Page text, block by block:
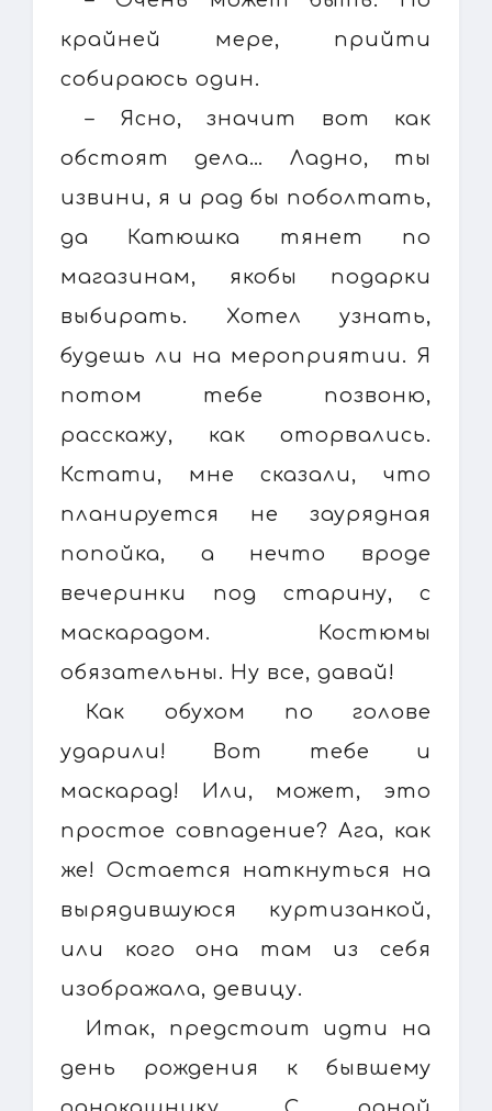
крайней мере, прийти
собираюсь один.
– Ясно, значит вот как
обстоят дела… Ладно, ты
извини, я и рад бы поболтать,
да Катюшка тянет по
магазинам, якобы подарки
выбирать. Хотел узнать,
будешь ли на мероприятии. Я
потом тебе позвоню,
расскажу, как оторвались.
Кстати, мне сказали, что
планируется не заурядная
попойка, а нечто вроде
вечеринки под старину, с
маскарадом. Костюмы
обязательны. Ну все, давай!
Как обухом по голове
ударили! Вот тебе и
маскарад! Или, может, это
простое совпадение? Ага, как
же! Остается наткнуться на
вырядившуюся куртизанкой,
или кого она там из себя
изображала, девицу.
Итак, предстоит идти на
день рождения к бывшему